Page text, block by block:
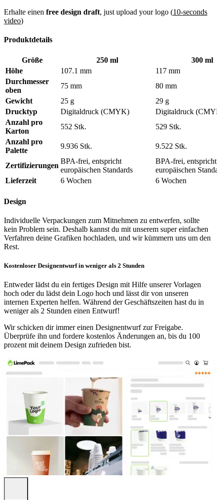
Worauf warten Sie noch?Laden Sie Ihr Logo jetzt hoch und
unsere Designer erstellen Ihnen ein Design in weniger als 2
Stunden!
Anpassungsmöglichkeiten für unsere
Mehrweg Plastikbecher
Unsere personalisierten Mehrweg Plastikbecher sind in 4
praktischen Größen erhältlich. Sie wurden entwickelt, um
verschiedene Getränke und Anlässe abzudecken und die
Anforderungen Ihres Unternehmens – ob klein oder groß – zu
erfüllen.
Wählen Sie aus:
250 ml:Perfekt für kleine Portionen wie Verkostungen,
Cocktails oder kleine Getränkemengen.
Limonaden oder Cold Brews.
500 ml:Perfekt für große Portionen, ideal für Veranstaltungen
von markanten Logos bis hin zu detailreichen Designs. Unsere
Mehrweg Plastikbecher bieten vollflächigen Druck mit
unbegrenzten Farben. Die äußeren Seiten der Becher können
vollständig individuell gestaltet werden, damit Ihr Branding perfekt
Nahtlose Lieferung & Verpackung für
Ihre personalisierten Mehrweg
Plastikbecher
Unsere personalisierten Mehrweg Plastikbecher vereinen
Langlebigkeit und Eleganz mit höchstem Komfort. Sie sind für den
mehrfachen Gebrauch konzipiert, schützen Getränke und rücken Ihr
Branding stilvoll in den Mittelpunkt. So sorgen wir für eine perfekte
Erfahrung:
Flexible Bestellmengen– Bestellen Sie zwischen 100 und
über 10.000 Stück, passend für Unternehmen jeder Größe.
Zuverlässige Lieferung– Wir stellen sicher, dass Ihre
Mehrweg Plastikbecher pünktlich bei Ihnen ankommen.
Erhalte einen free design draft, just upload your logo (10-seconds
video)
Produktdetails
Größe 250 ml
300 ml
Höhe
107.1 mm
117 mm
Durchmesser
oben
75 mm
80 mm
Gewicht
25 g
29 g
Drucktyp
Digitaldruck (CMYK)
Digitaldruck
Anzahl pro
Karton
552 Stk.
529 Stk.
Anzahl pro
Palette
9.936 Stk. 9.522 Stk.
Zertifizierungen
BPA-frei, entspricht
europäischen Standards
BPA-frei, entspricht
europäischen
Lieferzeit
6 Wochen 6 Wochen
Design
Individuelle Verpackungen zum Mitnehmen zu entwerfen, sollte
kein Problem sein. Deshalb kannst du mit unserem super einfachen
Verfahren deine Grafiken hochladen, und wir kümmern uns um den
Rest.
Kostenloser Designentwurf in weniger als 2 Stunden
Entweder lädst du ein fertiges Design mit Hilfe unserer Vorlagen
hoch oder du lädst dein Logo hoch und lässt dir von unseren
internen Experten helfen. Während der Geschäftszeiten hast du in
weniger als 2 Stunden einen Entwurf!
Wir schicken dir immer einen Designentwurf zur Freigabe.
Überprüfe ihn und fordere kostenlos Änderungen an, bis du 100
prozent mit deinem Design zufrieden bist.